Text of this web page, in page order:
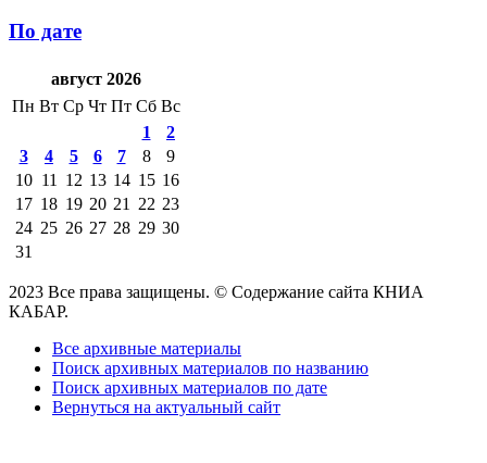
По дате
август 2026
Пн Вт Ср Чт Пт Сб Вс
1
2
3
4 5 6 7 8
9
10 11 12 13 14 15 16
17 18 19 20 21 22 23
24 25 26 27 28 29 30
31
2023 Все права защищены. © Содержание сайта КНИА
КАБАР.
Все архивные материалы
Поиск архивных материалов по названию
Поиск архивных материалов по дате
Вернуться на актуальный сайт